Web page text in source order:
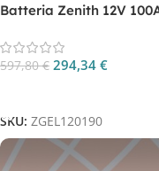
Batteria Zenith 12V
597,80€ 294,34 €
SKU: ZGEL120190